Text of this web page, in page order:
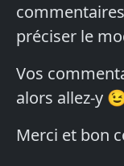
préciser le
Vos
alors allez-y
Merci et bon